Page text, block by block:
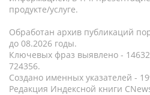
продукте/услуге.
Обработан архив публикаций
до 08.2026 годы.
Ключевых фраз выявлено -
724356.
Создано именных указателей -
Редакция Индексной книги